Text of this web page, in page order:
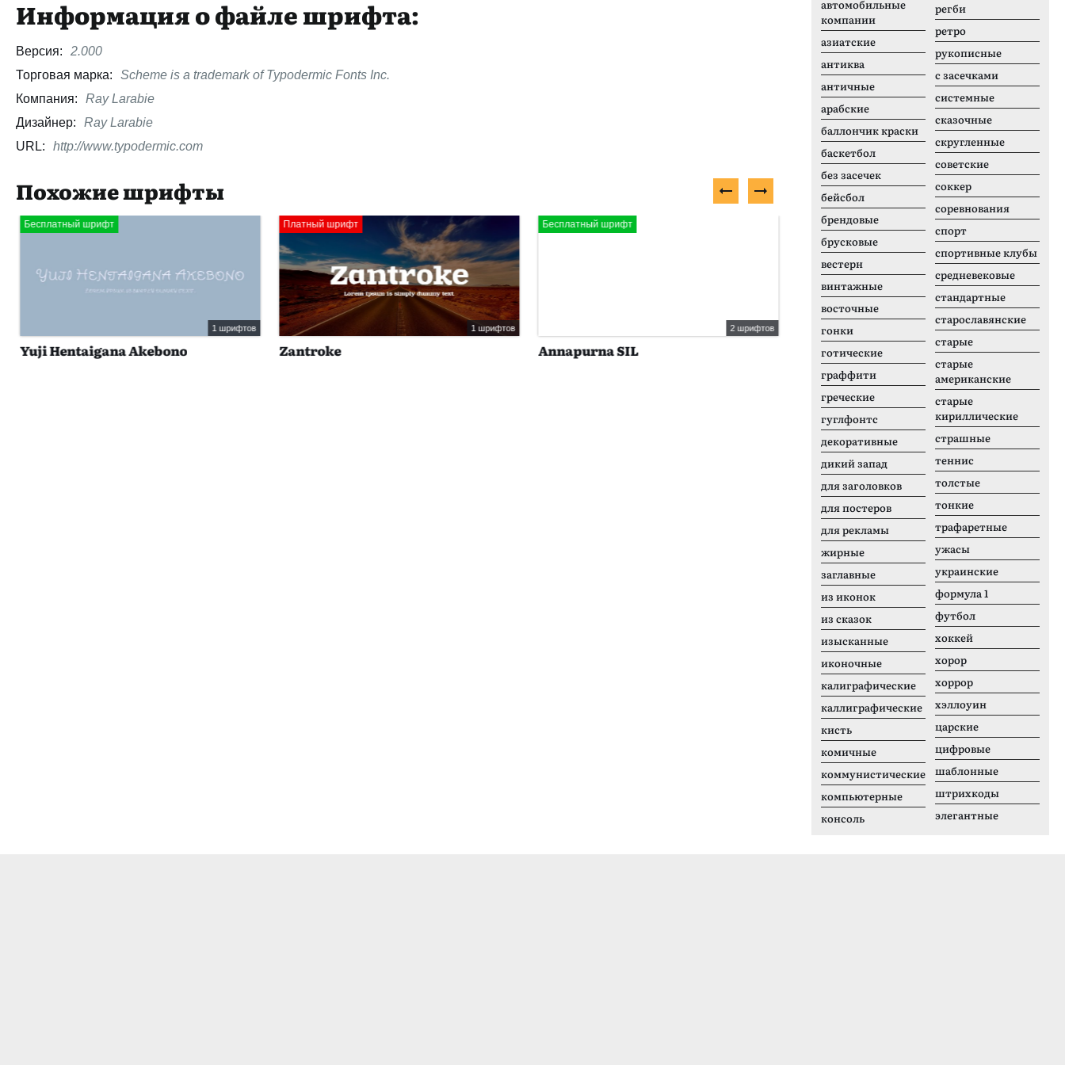
Информация о файле шрифта:
Версия:
2.000
Торговая марка:
Scheme is a trademark of Typodermic Fonts Inc.
Компания:
Ray Larabie
Дизайнер:
Ray Larabie
URL:
http://www.typodermic.com
Похожие шрифты
Бесплатный шрифт
1 шрифтов
Yuji Hentaigana Akebono
Платный шрифт
1 шрифтов
Zantroke
Бесплатный шрифт
2 шрифтов
Annapurna SIL
Платный шрифт
1 шрифтов
Mobile
автомобильные
компании
азиатские
антиква
античные
арабские
баллончик краски
баскетбол
без засечек
бейсбол
брендовые
брусковые
вестерн
винтажные
восточные
гонки
готические
граффити
греческие
гуглфонтс
декоративные
дикий запад
для заголовков
для постеров
для рекламы
жирные
заглавные
из иконок
из сказок
изысканные
иконочные
калиграфические
каллиграфические
кисть
комичные
коммунистические
компьютерные
консоль
регби
ретро
рукописные
с засечками
системные
сказочные
скругленные
советские
соккер
соревнования
спорт
спортивные клубы
средневековые
стандартные
старославянские
старые
старые
американские
старые
кириллические
страшные
теннис
толстые
тонкие
трафаретные
ужасы
украинские
формула 1
футбол
хоккей
хорор
хоррор
хэллоуин
царские
цифровые
шаблонные
штрихкоды
элегантные